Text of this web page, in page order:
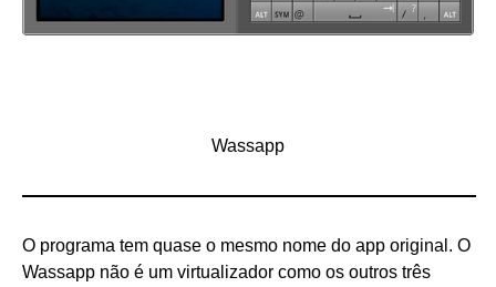
Wassapp
O programa tem quase o mesmo nome do app original. O
Wassapp não é um virtualizador como os outros três